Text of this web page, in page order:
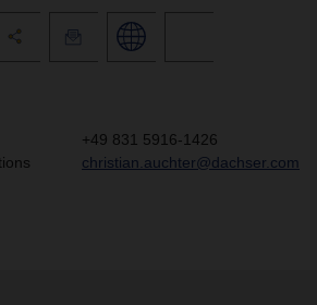
+49 831 5916-1426
christian.auchter@dachser.com